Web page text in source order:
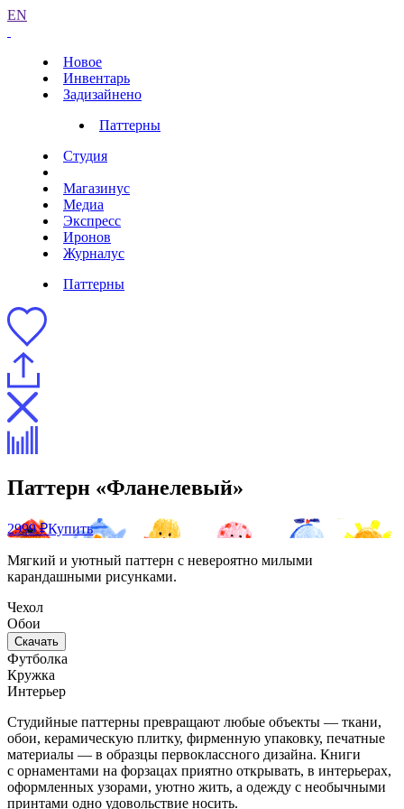
EN
Новое
Инвентарь
Задизайнено
Паттерны
Студия
Магазинус
Медиа
Экспресс
Иронов
Журналус
Паттерны
Паттерн «Фланелевый»
2999 ₽Купить
Мягкий и уютный паттерн с невероятно милыми
карандашными рисунками.
Чехол
Обои
Скачать
Футболка
Кружка
Интерьер
Студийные паттерны превращают любые объекты — ткани,
обои, керамическую плитку, фирменную упаковку, печатные
материалы — в образцы первоклассного дизайна. Книги
с орнаментами на форзацах приятно открывать, в интерьерах,
оформленных узорами, уютно жить, а одежду с необычными
принтами одно удовольствие носить.